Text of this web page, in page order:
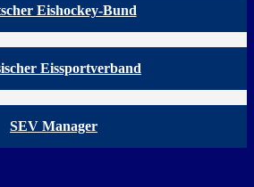
Eishockey-Bund
Eissportverband
SEV Manager